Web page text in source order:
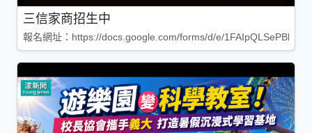
三信家商招生中
報名網址：https://docs.google.com/forms/d/e/